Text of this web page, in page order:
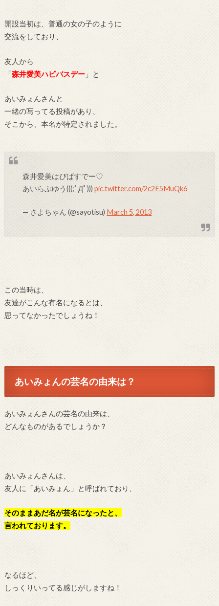
開設当初は、普通の女の子のように
交流をしており、
友人から
「森井愛美ハピバスデー」と
あいみょんさんと
一緒の写ってる投稿があり、
そこから、本名が特定されました。
森井愛美はぴばすでー♡
あいらぶゆう(((;ﾟДﾟ)))pic.twitter.com/2c2E5MuQk6
— さよちゃん (@sayotisu) March 5, 2013
この当時は、
友達がこんな有名になるとは、
思ってなかったでしょうね！
あいみょんの芸名の由来は？
あいみょんさんの芸名の由来は、
どんなものがあるでしょうか？
あいみょんさんは、
友人に「あいみょん」と呼ばれており、
そのままあだ名が芸名になったと、
言われております。
なるほど、
しっくりいってる感じがしますね！